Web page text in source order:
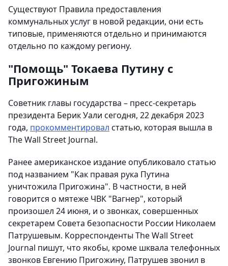
Существуют Правила предоставления
коммунальных услуг в новой редакции, они есть
типовые, применяются отдельно и принимаются
отдельно по каждому региону.
"Помощь" Токаева Путину с
Пригожиным
Советник главы государства – пресс-секретарь
президента Берик Уали сегодня, 22 декабря 2023
года, прокомментировал статью, которая вышла в
The Wall Street Journal.
Ранее американское издание опубликовало статью
под названием "Как правая рука Путина
уничтожила Пригожина". В частности, в ней
говорится о мятеже ЧВК "Вагнер", который
произошел 24 июня, и о звонках, совершенных
секретарем Совета безопасности России Николаем
Патрушевым. Корреспонденты The Wall Street
Journal пишут, что якобы, кроме шквала телефонных
звонков Евгению Пригожину, Патрушев звонил в